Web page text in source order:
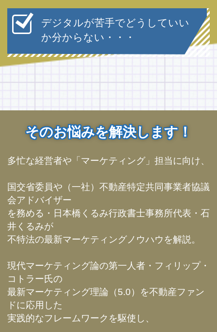
デジタルが苦手でどうしていい
か分からない・・・
そのお悩みを解決します！
多忙な経営者や「マーケティング」担当に向け、
国交省委員や（一社）不動産特定共同事業者協議
会アドバイザー
を務める・日本橋くるみ行政書士事務所代表・石
井くるみが
不特法の最新マーケティングノウハウを解説。
現代マーケティング論の第一人者・フィリップ・
コトラー氏の
最新マーケティング理論（5.0）を不動産ファン
ドに応用した
実践的なフレームワークを駆使し、